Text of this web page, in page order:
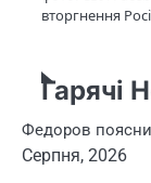
вторгнення
Гарячі
Федоров
Серпня, 2026